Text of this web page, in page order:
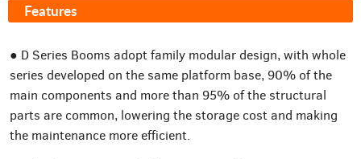
Features
● D Series Booms adopt family modular design, with whole
series developed on the same platform base, 90% of the
main components and more than 95% of the structural
parts are common, lowering the storage cost and making
the maintenance more efficient.